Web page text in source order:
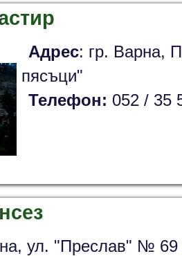
Адрес: гр. Варна,
пясъци"
Телефон: 052 / 35
ул. "Преслав" № 69